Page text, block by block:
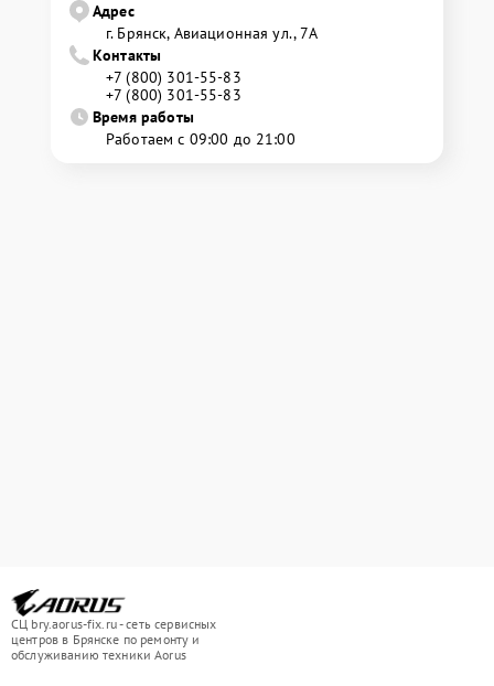
Адрес
г. Брянск, Авиационная ул., 7А
Контакты
+7 (800) 301-55-83
+7 (800) 301-55-83
Время работы
Работаем с 09:00 до 21:00
СЦ bry.aorus-fix.ru - сеть сервисных
центров в Брянске по ремонту и
обслуживанию техники Aorus